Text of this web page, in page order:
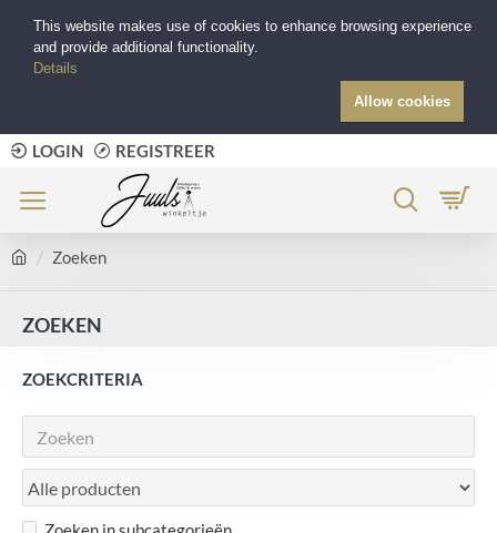
LOGIN REGISTREER
Zoeken
ZOEKEN
ZOEKCRITERIA
This website makes use of cookies to enhance browsing experience
and provide additional functionality.
Details
Allow cookies